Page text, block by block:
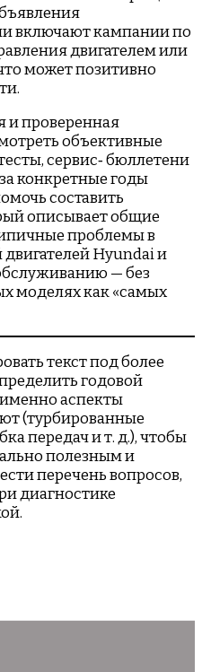
включают кампании по
двигателем или
может позитивно
и проверенная
объективные
сервис‑ бюллетени
конкретные годы
составить
описывает общие
проблемы в
Hyundai и
— без
моделях как «самых
текст под более
годовой
аспекты
(турбированные
передач и т. д.), чтобы
полезным и
перечень вопросов,
диагностике